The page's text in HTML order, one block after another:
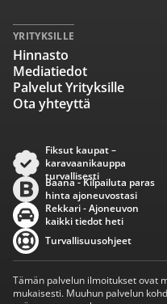
YRITYKSILLE
Hinnasto
Mediatiedot
Palvelut Yrityksille
Ota yhteyttä
Fiksut kaupat –
karavaanikauppa
turvallisesti
Baana - Kilpailuta paras
hinta ajoneuvostasi
Rekkari - Ajoneuvon
kaikki tiedot heti
Turvallisuusohjeet
Tämän palvelun ilmoitukset ovat
mukaisesti. Muuhun palvelun